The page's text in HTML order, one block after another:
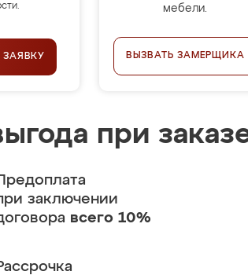
мебели.
ВЫЗВАТЬ ЗАМЕРЩИКА
при
заключении
всего 10%